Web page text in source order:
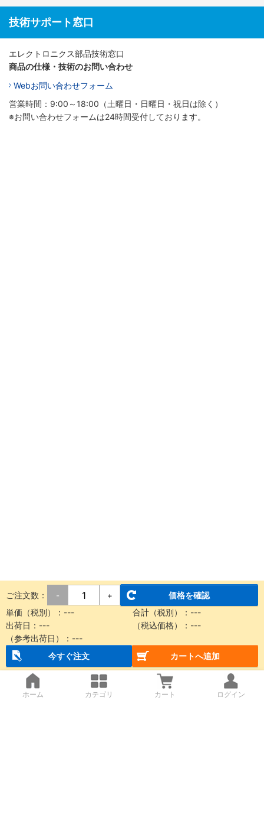
技術サポート窓口
エレクトロニクス部品技術窓口
商品の仕様・技術のお問い合わせ
Webお問い合わせフォーム
営業時間：9:00～18:00（土曜日・日曜日・祝日は除く）
※お問い合わせフォームは24時間受付しております。
ご注文数： - +
価格を確認
単価（税別）： --- 合計（税別）： ---
出荷日： --- （税込価格）： ---
（参考出荷日）： ---
今すぐ注文
カートへ追加
ホーム カテゴリ カート ログイン